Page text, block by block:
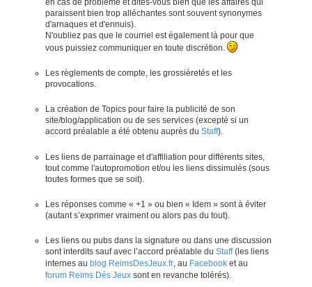
en cas de problème et dites-vous bien que les affaires qui
paraissent bien trop alléchantes sont souvent synonymes
d'arnaques et d'ennuis).
N'oubliez pas que le courriel est également là pour que
vous puissiez communiquer en toute discrétion.
Les règlements de compte, les grossièretés et les
provocations.
La création de Topics pour faire la publicité de son
site/blog/application ou de ses services (excepté si un
accord préalable a été obtenu auprès du Staff).
Les liens de parrainage et d'affiliation pour différents sites,
tout comme l'autopromotion et/ou les liens dissimulés (sous
toutes formes que se soit).
Les réponses comme « +1 » ou bien « Idem » sont à éviter
(autant s’exprimer vraiment ou alors pas du tout).
Les liens ou pubs dans la signature ou dans une discussion
sont interdits sauf avec l’accord préalable du Staff(les liens
internes au blog ReimsDesJeux.fr, au Facebook et au
forum Reims Dés Jeux sont en revanche tolérés).